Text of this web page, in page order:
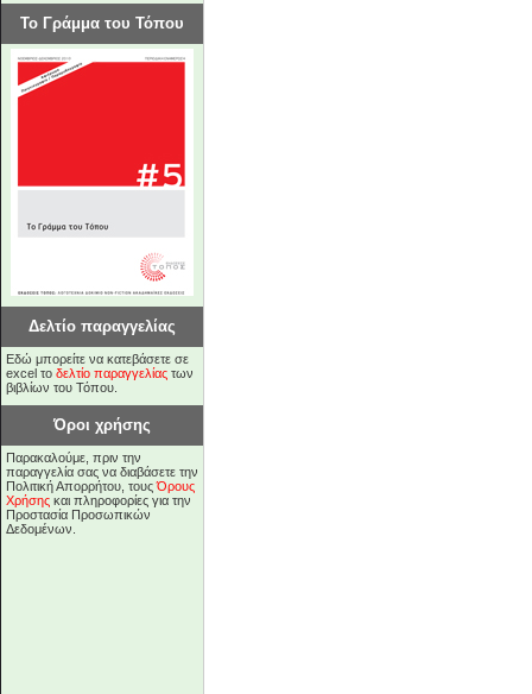
Το Γράμμα του Τόπου
Δελτίο παραγγελίας
Εδώ μπορείτε να κατεβάσετε σε
excel το δελτίο παραγγελίας των
βιβλίων του Τόπου.
Όροι χρήσης
Παρακαλούμε, πριν την
παραγγελία σας να διαβάσετε την
Πολιτική Απορρήτου, τουςΌρους
Χρήσης και πληροφορίες για την
Προστασία Προσωπικών
Δεδομένων.